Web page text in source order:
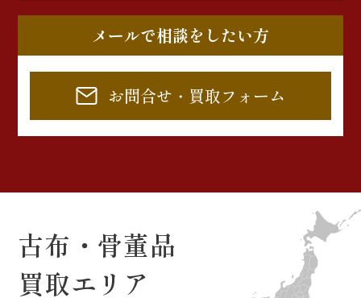
メールで相談をしたい方
お問合せ・買取フォーム
古布・骨董品
買取エリア